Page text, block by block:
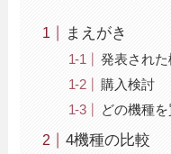
まえがき
発表された
購入検討
どの機種を
4機種の比較